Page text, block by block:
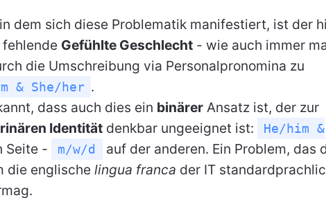
dem sich diese Problematik manifestiert, ist der
Gefühlte Geschlecht- wie auch immer
die Umschreibung via Personalpronomina zu
& She/her .
dass auch dies ein binärerAnsatz ist, der zur
Identitätdenkbar ungeeignet ist:
He/him &
Seite - m/w/d
auf der anderen. Ein Problem, das
die englische lingua franca der IT